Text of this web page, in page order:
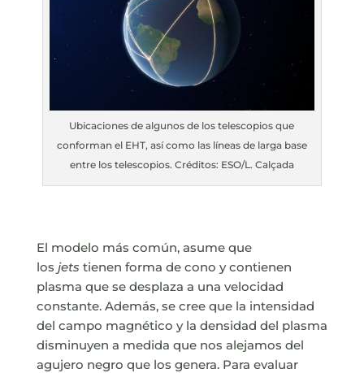
Ubicaciones de algunos de los telescopios que
conforman el EHT, así como las líneas de larga base
entre los telescopios. Créditos: ESO/L. Calçada
El modelo más común, asume que
los jets tienen forma de cono y contienen
plasma que se desplaza a una velocidad
constante. Además, se cree que la intensidad
del campo magnético y la densidad del plasma
disminuyen a medida que nos alejamos del
agujero negro que los genera. Para evaluar